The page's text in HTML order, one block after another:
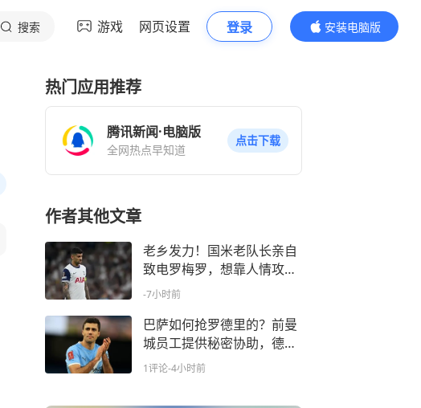
搜索 游戏 网页设置 登录
安装电脑版
内容更精彩
热门应用推荐
腾讯新闻·电脑版
全网热点早知道
点击下载
作者其他文章
老乡发力！国米老队长亲自
致电罗梅罗，想靠人情攻势
说服他加入
-7小时前
巴萨如何抢罗德里的？前曼
城员工提供秘密协助，德科
弗里克亲自谈
1评论-4小时前